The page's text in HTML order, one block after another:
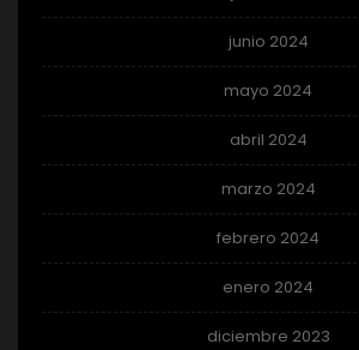
junio 2024
mayo 2024
abril 2024
marzo 2024
febrero 2024
enero 2024
diciembre 2023